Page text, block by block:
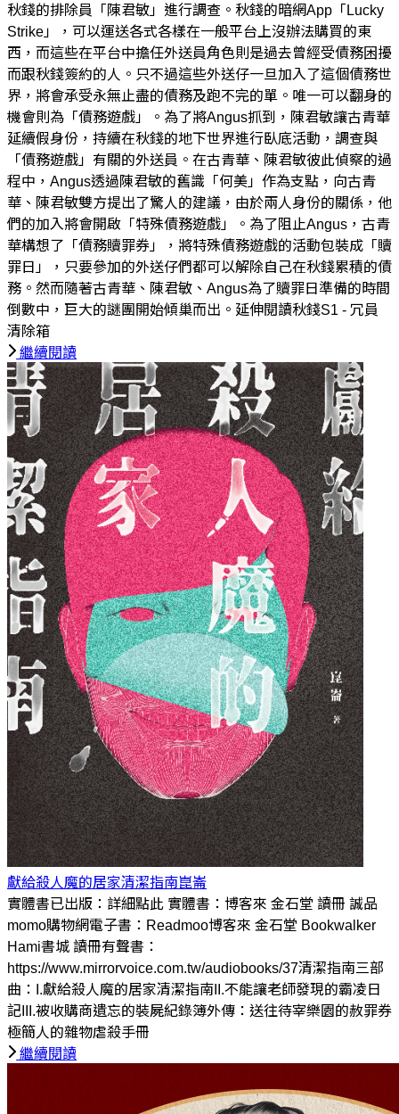
秋錢的排除員「陳君敏」進行調查。秋錢的暗網App「Lucky
Strike」，可以運送各式各樣在一般平台上沒辦法購買的東
西，而這些在平台中擔任外送員角色則是過去曾經受債務困擾
而跟秋錢簽約的人。只不過這些外送仔一旦加入了這個債務世
界，將會承受永無止盡的債務及跑不完的單。唯一可以翻身的
機會則為「債務遊戲」。為了將Angus抓到，陳君敏讓古青華
延續假身份，持續在秋錢的地下世界進行臥底活動，調查與
「債務遊戲」有關的外送員。在古青華、陳君敏彼此偵察的過
程中，Angus透過陳君敏的舊識「何美」作為支點，向古青
華、陳君敏雙方提出了驚人的建議，由於兩人身份的關係，他
們的加入將會開啟「特殊債務遊戲」。為了阻止Angus，古青
華構想了「債務贖罪券」，將特殊債務遊戲的活動包裝成「贖
罪日」，只要參加的外送仔們都可以解除自己在秋錢累積的債
務。然而隨著古青華、陳君敏、Angus為了贖罪日準備的時間
倒數中，巨大的謎團開始傾巢而出。延伸閱讀秋錢S1 - 冗員
清除箱
繼續閱讀
獻給殺人魔的居家清潔指南崑崙
實體書已出版：詳細點此 實體書：博客來 金石堂 讀冊 誠品
momo購物網電子書：Readmoo博客來 金石堂 Bookwalker
Hami書城 讀冊有聲書：
https://www.mirrorvoice.com.tw/audiobooks/37清潔指南三部
曲：I.獻給殺人魔的居家清潔指南II.不能讓老師發現的霸凌日
記III.被收購商遺忘的裝屍紀錄簿外傳：送往待宰樂園的赦罪券
極簡人的雜物虐殺手冊
繼續閱讀